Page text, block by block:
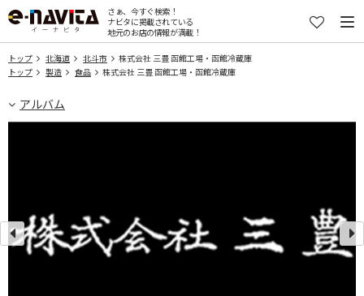
さぁ、今すぐ検索！
ナビタに掲載されている
地元のお店の情報が満載！
トップ 北海道 北斗市
株式会社 三豊 函館工場・函館冷蔵庫
トップ
製造 食品 株式会社 三豊 函館工場・函館冷蔵庫
アルバム